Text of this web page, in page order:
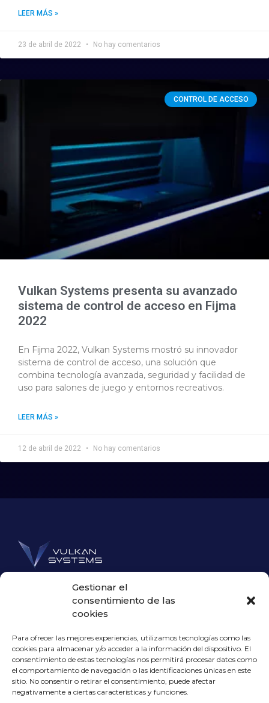
Gestionar el
consentimiento de las
cookies
Para ofrecer las mejores experiencias, utilizamos tecnologías como las
cookies para almacenar y/o acceder a la información del dispositivo. El
consentimiento de estas tecnologías nos permitirá procesar datos como
el comportamiento de navegación o las identificaciones únicas en este
sitio. No consentir o retirar el consentimiento, puede afectar
negativamente a ciertas características y funciones.
LEER MÁS »
23 de abril de 2022 No hay comentarios
CONTROL DE ACCESO
Vulkan Systems presenta su avanzado
sistema de control de acceso en Fijma
2022
En Fijma 2022, Vulkan Systems mostró su innovador
sistema de control de acceso, una solución que
combina tecnología avanzada, seguridad y facilidad de
uso para salones de juego y entornos recreativos.
LEER MÁS »
12 de abril de 2022 No hay comentarios
Desarrollamos soluciones de seguridad que
garantizan accesos rápidos, seguros y sin
suplantaciones.
Contacto B2B
info@vulkansystems.com
965 510 362